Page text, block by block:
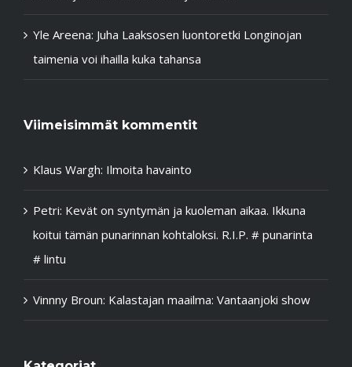
Yle Areena: Juha Laaksosen luontoretki Longinojan
taimenia voi ihailla kuka tahansa
Viimeisimmät kommentit
Klaus Wargh: Ilmoita havainto
Petri: Kevät on syntymän ja kuoleman aikaa. Ikkuna
koitui tämän punarinnan kohtaloksi. R.I.P. # punarinta
# lintu
Vinnny Broun: Kalastajan maailma: Vantaanjoki show